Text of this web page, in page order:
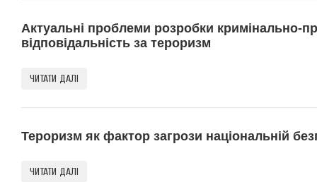
Актуальні проблеми розробки кримінально-
відповідальність за тероризм
ЧИТАТИ ДАЛІ
Тероризм як фактор загрози національній
ЧИТАТИ ДАЛІ